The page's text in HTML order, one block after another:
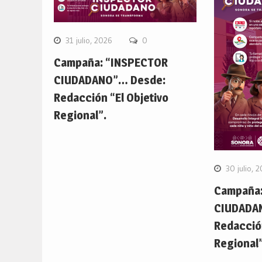
31 julio, 2026 0
Campaña: “INSPECTOR
CIUDADANO”… Desde:
Redacción “El Objetivo
Regional”.
30 julio,